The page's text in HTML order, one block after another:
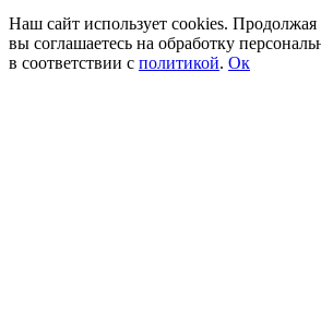
Наш сайт использует cookies. Продолжая
вы соглашаетесь на обработку
в соответствии с политикой. Ок